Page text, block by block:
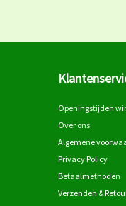
Openingstijden
Over ons
Algemene
Privacy Policy
Betaalmethoden
Verzenden &